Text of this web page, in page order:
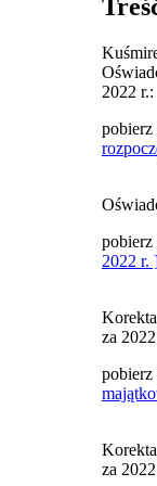
2022 r.:
2022 r.
za
za